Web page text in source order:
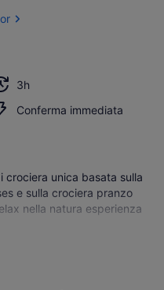
3h
Conferma immediata
crociera unica basata sulla
e sulla crociera pranzo
nella natura esperienza